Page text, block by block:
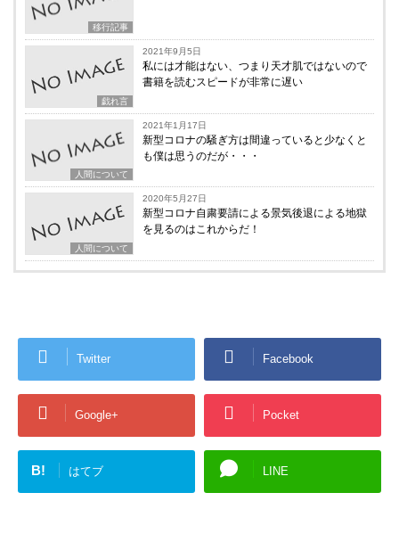
移行記事
戯れ言
2021年9月5日
私には才能はない、つまり天才肌ではないので
書籍を読むスピードが非常に遅い
人間について
2021年1月17日
新型コロナの騒ぎ方は間違っていると少なくと
も僕は思うのだが・・・
人間について
2020年5月27日
新型コロナ自粛要請による景気後退による地獄
を見るのはこれからだ！
Twitter Facebook
Google+ Pocket
B! はてブ LINE